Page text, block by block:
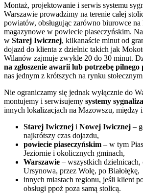
Montaż, projektowanie i serwis systemu
Warszawie prowadzimy na terenie całej
powiatów, obsługując zarówno biurowce
magazynowe w powiecie piaseczyńskim.
w Starej Iwicznej, kilkanaście minut od
dojazd do klienta z dzielnic takich jak
Wilanów zajmuje zwykle 20 do 30 minut.
na zgłoszenie awarii lub potrzebę pilnego
nas jednym z krótszych na rynku
Nie ograniczamy się jednak wyłącznie do
montujemy i serwisujemy systemy
innych lokalizacjach na Mazowszu, między
Starej Iwicznej i Nowej Iwicznej –
najkrótszy czas dojazdu,
powiecie piaseczyńskim – w tym
Jeziornie i okolicznych gminach,
Warszawie – wszystkich
Ursynowa, przez Wolę, po Białołękę,
innych miastach regionu, jeśli klient
obsługi ppoż poza samą stolicą.